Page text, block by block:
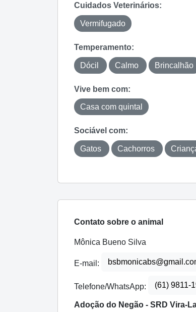
Cuidados Veterinários:
Vermifugado
Temperamento:
Dócil Calmo Brincalhão
Vive bem com:
Casa com quintal
Sociável com:
Gatos Cachorros
Contato sobre o animal
Mônica Bueno Silva
E-mail:
Telefone/WhatsApp: (61) 9811-
Adoção do Negão - SRD Vira-